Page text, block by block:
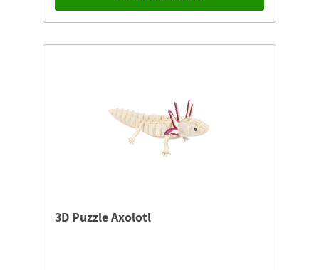
3D Puzzle Axolotl